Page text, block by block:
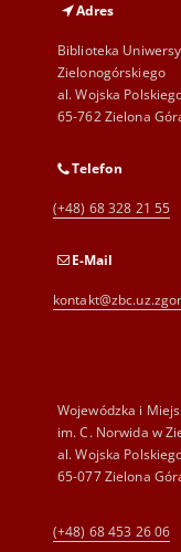
Adres
Biblioteka
Zielonogórskiego
al. Wojska
65-762 Zielona
Telefon
(+48) 68 328 21 55
E-Mail
Wojewódzka i
im. C. Norwida w
al. Wojska
65-077 Zielona
(+48) 68 453 26 06